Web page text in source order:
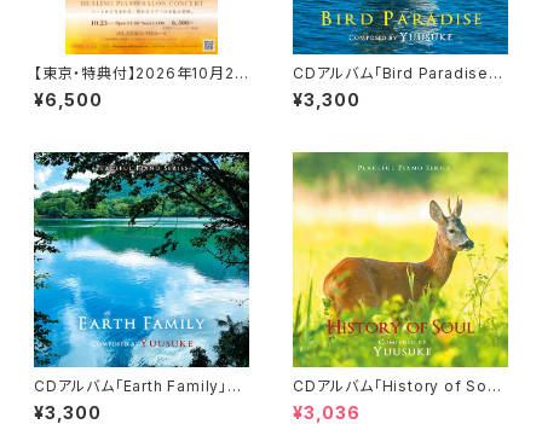
【東京・特典付】2026年10月25
日 癒しのピアノサロンコンサー
ト お申込みフォーム
¥6,500
CDアルバム「Bird Paradise」-
Peaceful Piano Series-／Y
uusuke
¥3,300
CDアルバム「Earth Family」-P
eaceful Piano Series-／Yu
¥3,300
CDアルバム「History of Sou
l」-Peaceful Piano Series-
¥3,036